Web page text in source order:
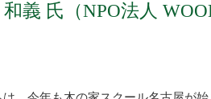
義 氏（NPO法人